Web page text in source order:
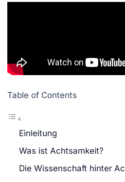
Table of Contents
Einleitung
Was ist Achtsamkeit?
Die Wissenschaft hinter